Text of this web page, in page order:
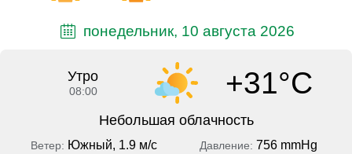
понедельник, 10 августа 2026
Утро
08:00 +31°C
Небольшая облачность
Ветер: Южный, 1.9 м/с Давление: 756 mmHg